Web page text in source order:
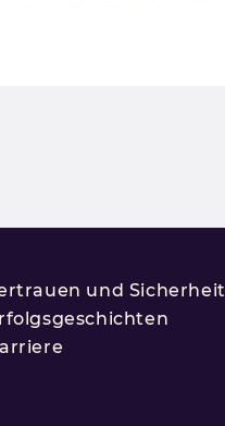
und Sicherheit